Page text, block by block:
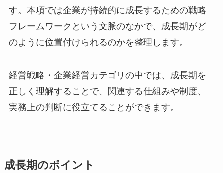
す。本項では企業が持続的に成長するための戦略
フレームワークという文脈のなかで、成長期がど
のように位置付けられるのかを整理します。
経営戦略・企業経営カテゴリの中では、成長期を
正しく理解することで、関連する仕組みや制度、
実務上の判断に役立てることができます。
成長期のポイント